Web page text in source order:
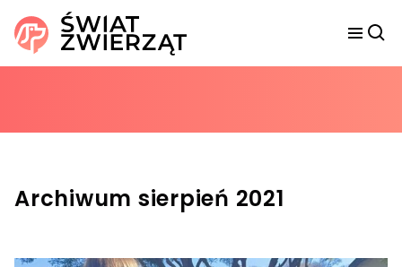
Archiwum sierpień 2021